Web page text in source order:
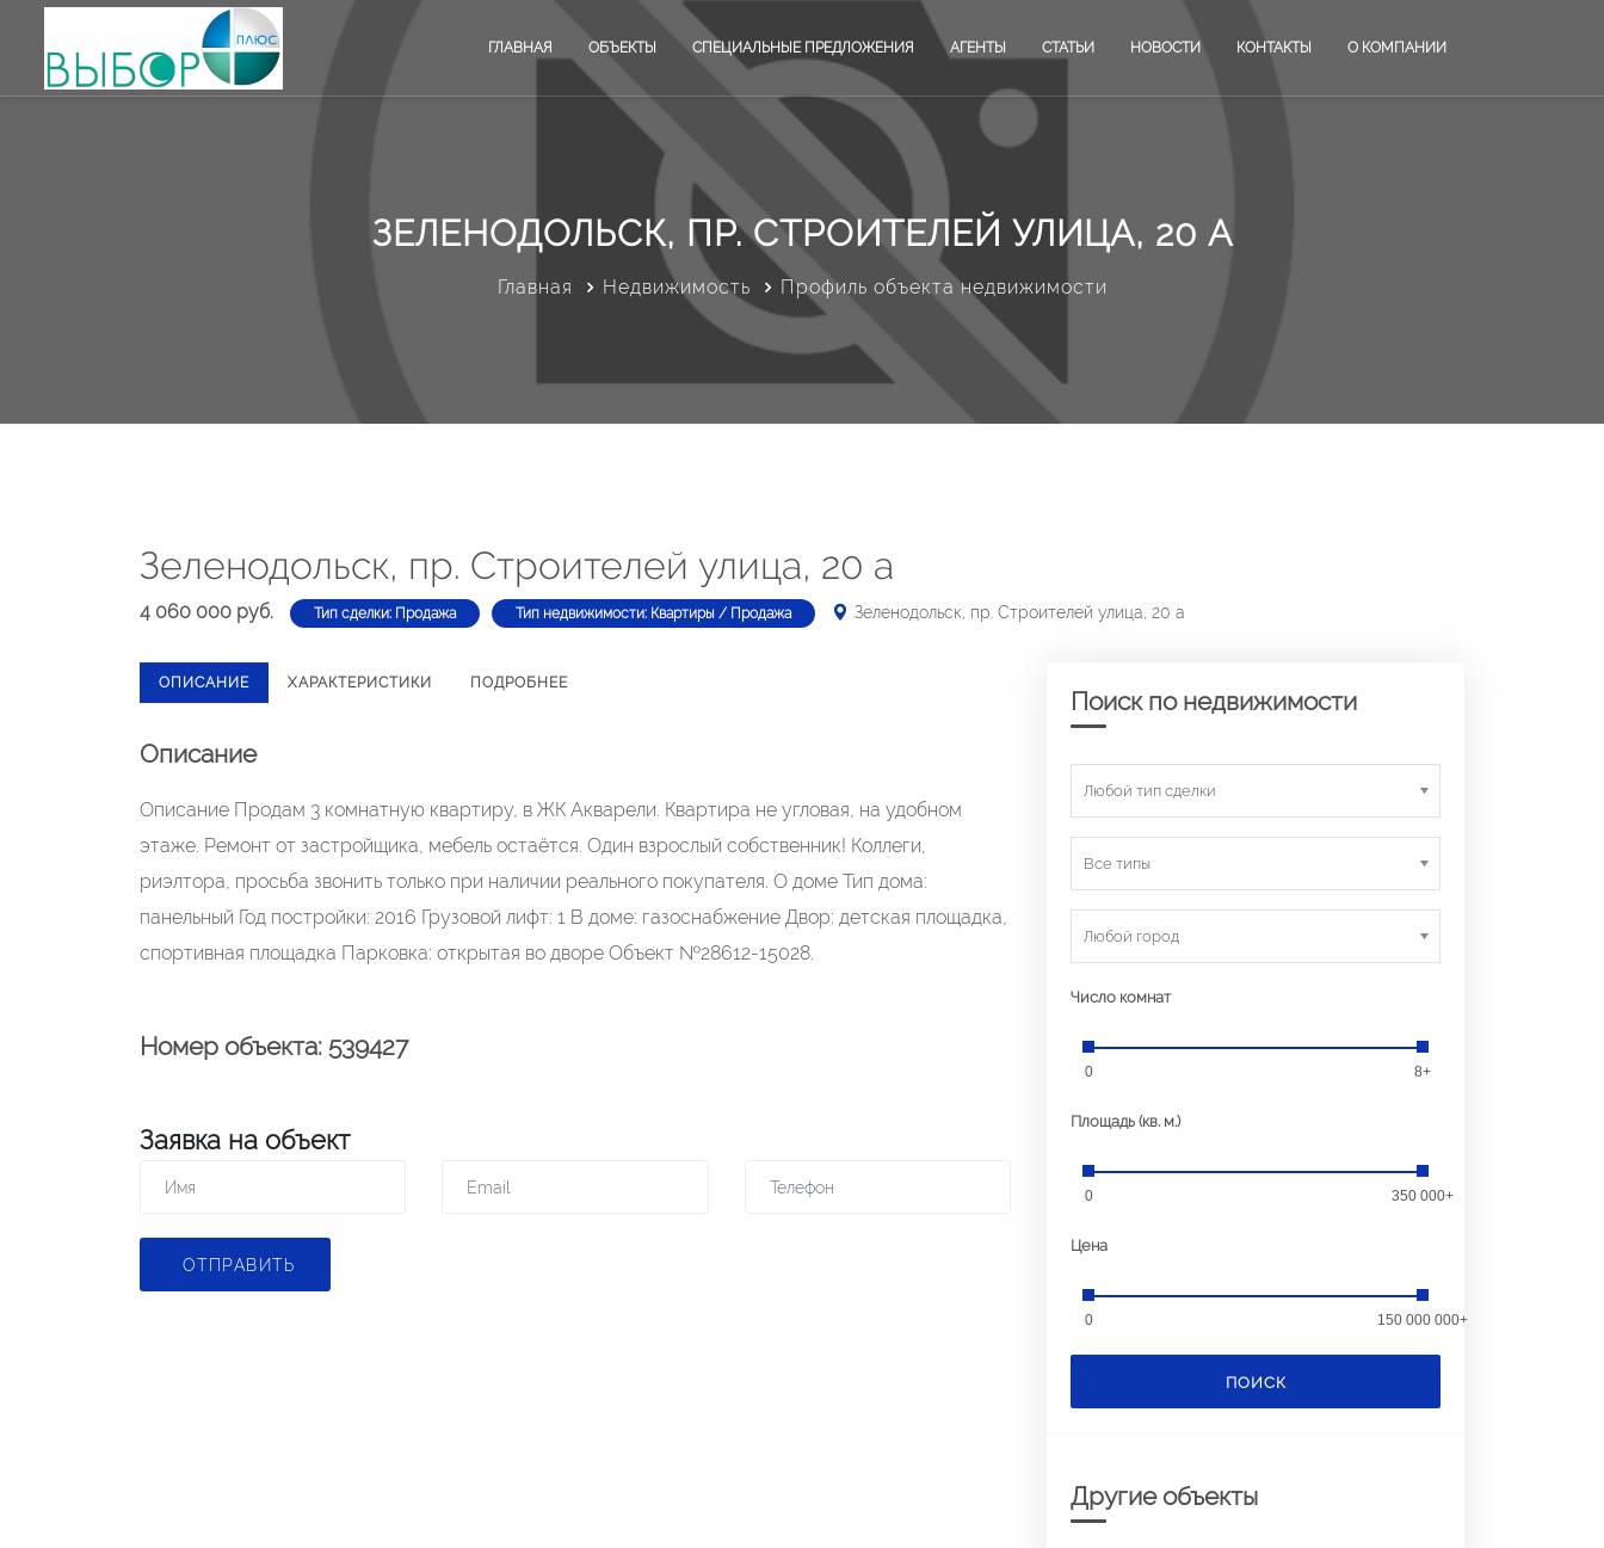
ГЛАВНАЯ ОБЪЕКТЫ СПЕЦИАЛЬНЫЕ ПРЕДЛОЖЕНИЯ АГЕНТЫ СТАТЬИ НОВОСТИ КОНТАКТЫ О КОМПАНИИ
ЗЕЛЕНОДОЛЬСК, ПР. СТРОИТЕЛЕЙ УЛИЦА, 20 А
Главная Недвижимость Профиль объекта недвижимости
Зеленодольск, пр. Строителей улица, 20 а
4 060 000 руб. Тип сделки: Продажа Тип недвижимости: Квартиры / Продажа Зеленодольск, пр. Строителей улица, 20 а
ОПИСАНИЕ ХАРАКТЕРИСТИКИ ПОДРОБНЕЕ
Описание
Описание Продам 3 комнатную квартиру, в ЖК Акварели. Квартира не угловая, на удобном
этаже. Ремонт от застройщика, мебель остаётся. Один взрослый собственник! Коллеги,
риэлтора, просьба звонить только при наличии реального покупателя. О доме Тип дома:
панельный Год постройки: 2016 Грузовой лифт: 1 В доме: газоснабжение Двор: детская площадка,
спортивная площадка Парковка: открытая во дворе Объект №28612-15028.
Номер объекта: 539427
Заявка на объект
ОТПРАВИТЬ
Поиск по недвижимости
Любой тип сделки
Все типы
Любой город
Число комнат
0 8+
Площадь (кв. м.)
0 350 000+
Цена
0 150 000 000+
ПОИСК
Другие объекты